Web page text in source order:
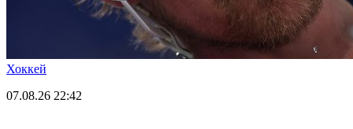
Хоккей
07.08.26 22:42